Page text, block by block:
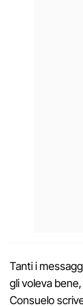
Tanti i
gli voleva
Consuelo